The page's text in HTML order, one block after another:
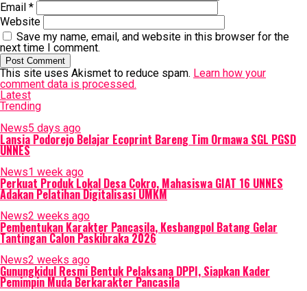
Email *
Website
Save my name, email, and website in this browser for the
next time I comment.
This site uses Akismet to reduce spam. Learn how your
comment data is processed.
Latest
Trending
News5 days ago
Lansia Podorejo Belajar Ecoprint Bareng Tim Ormawa SGL PGSD
UNNES
News1 week ago
Perkuat Produk Lokal Desa Cokro, Mahasiswa GIAT 16 UNNES
Adakan Pelatihan Digitalisasi UMKM
News2 weeks ago
Pembentukan Karakter Pancasila, Kesbangpol Batang Gelar
Tantingan Calon Paskibraka 2026
News2 weeks ago
Gunungkidul Resmi Bentuk Pelaksana DPPI, Siapkan Kader
Pemimpin Muda Berkarakter Pancasila